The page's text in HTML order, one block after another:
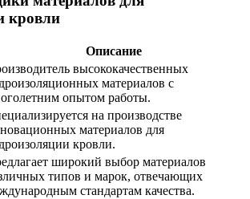
кровли
Описание
высококачественных
материалов с
опытом работы.
на производстве
материалов для
кровли.
широкий выбор материалов
типов и марок, отвечающих
стандартам качества.